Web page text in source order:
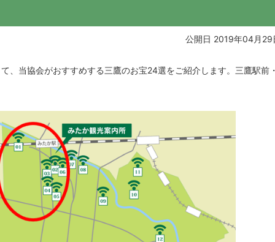
公開日 2019年04月29
、当協会がおすすめする三鷹のお宝24選をご紹介します。三鷹駅前